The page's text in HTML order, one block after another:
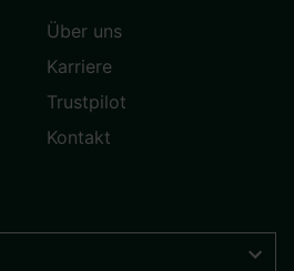
Über uns
Karriere
Trustpilot
Kontakt